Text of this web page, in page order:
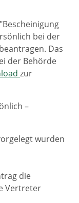
bei der
Das
der Behörde
zur
–
wurden
die
Vertreter